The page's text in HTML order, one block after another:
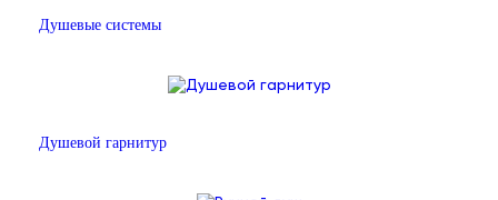
Душевые системы
Душевой гарнитур